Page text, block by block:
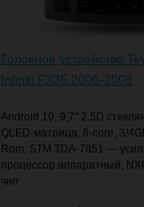
Головное устройство
Infiniti FX35 2006-2009
Android 10, 9,7" 2.5D
QLED-матрица, 8-core, 3/
Rom, STM TDA-7851 —
процессор аппаратный,
чип